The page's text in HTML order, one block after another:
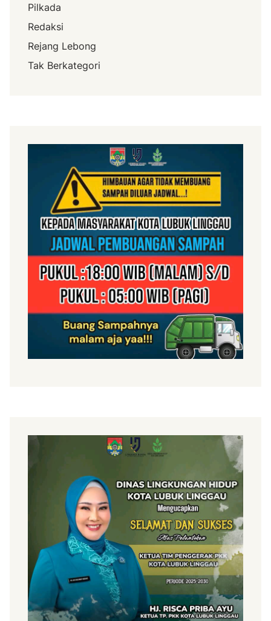
Pilkada
Redaksi
Rejang Lebong
Tak Berkategori